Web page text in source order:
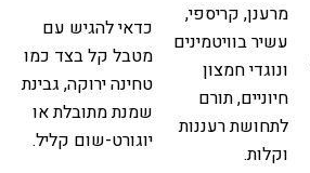
מרענן, קריספי,
עשיר בוויטמינים
ונוגדי חמצון
חיוניים, תורם
לתחושת רעננות
וקלות.
כדאי להגיש עם
מטבל קל בצד כמו
טחינה ירוקה, גבינת
שמנת מתובלת או
יוגורט-שום קליל.